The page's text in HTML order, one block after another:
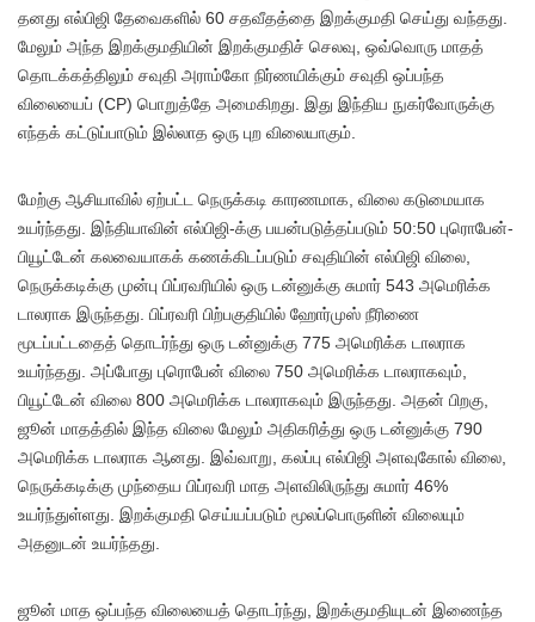
தனது எல்பிஜி தேவைகளில் 60 சதவீதத்தை இறக்குமதி செய்து வந்தது.
மேலும் அந்த இறக்குமதியின் இறக்குமதிச் செலவு, ஒவ்வொரு மாதத்
தொடக்கத்திலும் சவுதி அராம்கோ நிர்ணயிக்கும் சவுதி ஒப்பந்த
விலையைப் (CP) பொறுத்தே அமைகிறது. இது இந்திய நுகர்வோருக்கு
எந்தக் கட்டுப்பாடும் இல்லாத ஒரு புற விலையாகும்.
மேற்கு ஆசியாவில் ஏற்பட்ட நெருக்கடி காரணமாக, விலை கடுமையாக
உயர்ந்தது. இந்தியாவின் எல்பிஜி-க்கு பயன்படுத்தப்படும் 50:50 புரொபேன்-
பியூட்டேன் கலவையாகக் கணக்கிடப்படும் சவுதியின் எல்பிஜி விலை,
நெருக்கடிக்கு முன்பு பிப்ரவரியில் ஒரு டன்னுக்கு சுமார் 543 அமெரிக்க
டாலராக இருந்தது. பிப்ரவரி பிற்பகுதியில் ஹோர்முஸ் நீரிணை
மூடப்பட்டதைத் தொடர்ந்து ஒரு டன்னுக்கு 775 அமெரிக்க டாலராக
உயர்ந்தது. அப்போது புரொபேன் விலை 750 அமெரிக்க டாலராகவும்,
பியூட்டேன் விலை 800 அமெரிக்க டாலராகவும் இருந்தது. அதன் பிறகு,
ஜூன் மாதத்தில் இந்த விலை மேலும் அதிகரித்து ஒரு டன்னுக்கு 790
அமெரிக்க டாலராக ஆனது. இவ்வாறு, கலப்பு எல்பிஜி அளவுகோல் விலை,
நெருக்கடிக்கு முந்தைய பிப்ரவரி மாத அளவிலிருந்து சுமார் 46%
உயர்ந்துள்ளது. இறக்குமதி செய்யப்படும் மூலப்பொருளின் விலையும்
அதனுடன் உயர்ந்தது.
ஜூன் மாத ஒப்பந்த விலையைத் தொடர்ந்து, இறக்குமதியுடன் இணைந்த